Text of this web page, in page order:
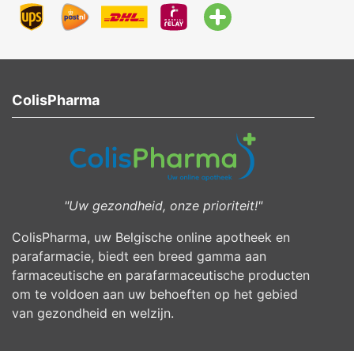
ColisPharma
"Uw gezondheid, onze prioriteit!"
ColisPharma, uw Belgische online apotheek en
parafarmacie, biedt een breed gamma aan
farmaceutische en parafarmaceutische producten
om te voldoen aan uw behoeften op het gebied
van gezondheid en welzijn.